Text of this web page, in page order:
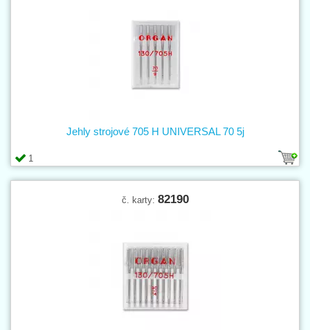
1
Jehly strojové 705 H UNIVERSAL 70 5j
č. karty: 82190